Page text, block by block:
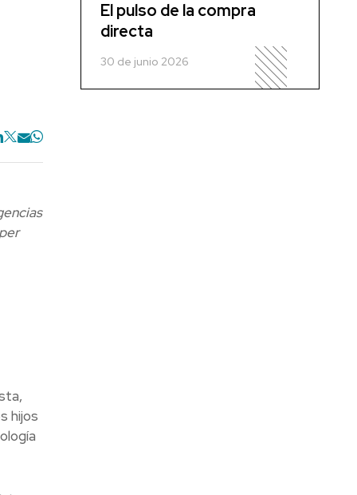
hijos
El pulso de la compra
directa
30 de junio 2026